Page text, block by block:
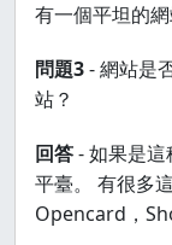
有一個平坦的
問題3- 網站是
站？
回答- 如果是
平臺。 有很多
Opencard，